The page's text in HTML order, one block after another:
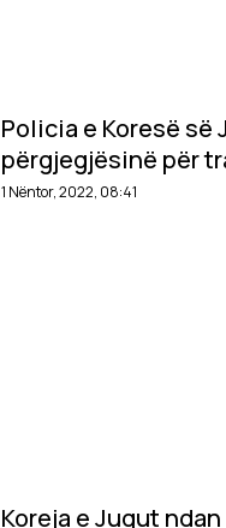
Policia e Koresë së
përgjegjësinë për
Halloween-it në Seul
1 Nëntor, 2022, 08:41
Koreja e Jugut